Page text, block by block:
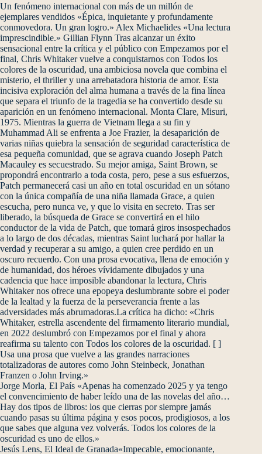
Un fenómeno internacional con más de un millón de
ejemplares vendidos «Épica, inquietante y profundamente
conmovedora. Un gran logro.» Alex Michaelides «Una lectura
imprescindible.» Gillian Flynn Tras alcanzar un éxito
sensacional entre la crítica y el público con Empezamos por el
final, Chris Whitaker vuelve a conquistarnos con Todos los
colores de la oscuridad, una ambiciosa novela que combina el
misterio, el thriller y una arrebatadora historia de amor. Esta
incisiva exploración del alma humana a través de la fina línea
que separa el triunfo de la tragedia se ha convertido desde su
aparición en un fenómeno internacional. Monta Clare, Misuri,
1975. Mientras la guerra de Vietnam llega a su fin y
Muhammad Ali se enfrenta a Joe Frazier, la desaparición de
varias niñas quiebra la sensación de seguridad característica de
esa pequeña comunidad, que se agrava cuando Joseph Patch
Macauley es secuestrado. Su mejor amiga, Saint Brown, se
propondrá encontrarlo a toda costa, pero, pese a sus esfuerzos,
Patch permanecerá casi un año en total oscuridad en un sótano
con la única compañía de una niña llamada Grace, a quien
escucha, pero nunca ve, y que lo visita en secreto. Tras ser
liberado, la búsqueda de Grace se convertirá en el hilo
conductor de la vida de Patch, que tomará giros insospechados
a lo largo de dos décadas, mientras Saint luchará por hallar la
verdad y recuperar a su amigo, a quien cree perdido en un
oscuro recuerdo. Con una prosa evocativa, llena de emoción y
de humanidad, dos héroes vívidamente dibujados y una
cadencia que hace imposible abandonar la lectura, Chris
Whitaker nos ofrece una epopeya deslumbrante sobre el poder
de la lealtad y la fuerza de la perseverancia frente a las
adversidades más abrumadoras.La crítica ha dicho: «Chris
Whitaker, estrella ascendente del firmamento literario mundial,
en 2022 deslumbró con Empezamos por el final y ahora
reafirma su talento con Todos los colores de la oscuridad. [ ]
Usa una prosa que vuelve a las grandes narraciones
totalizadoras de autores como John Steinbeck, Jonathan
Franzen o John Irving.»
Jorge Morla, El País «Apenas ha comenzado 2025 y ya tengo
el convencimiento de haber leído una de las novelas del año…
Hay dos tipos de libros: los que cierras por siempre jamás
cuando pasas su última página y esos pocos, prodigiosos, a los
que sabes que alguna vez volverás. Todos los colores de la
oscuridad es uno de ellos.»
Jesús Lens, El Ideal de Granada«Impecable, emocionante,